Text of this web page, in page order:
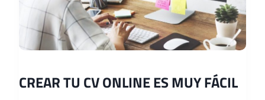
CREAR TU CV ONLINE ES MUY FÁCIL